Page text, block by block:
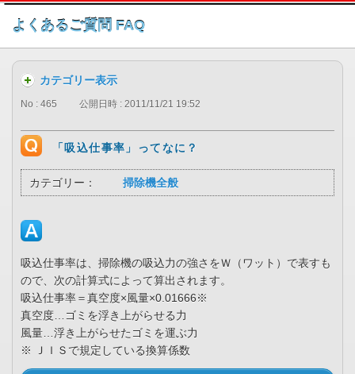
このページの本文へ
よくあるご質問 FAQ
カテゴリー表示
No : 465 公開日時 : 2011/11/21 19:52
「吸込仕事率」ってなに？
カテゴリー： 掃除機全般
吸込仕事率は、掃除機の吸込力の強さをＷ（ワット）で表すも
ので、次の計算式によって算出されます。
吸込仕事率＝真空度×風量×0.01666※
真空度…ゴミを浮き上がらせる力
風量…浮き上がらせたゴミを運ぶ力
※ ＪＩＳで規定している換算係数